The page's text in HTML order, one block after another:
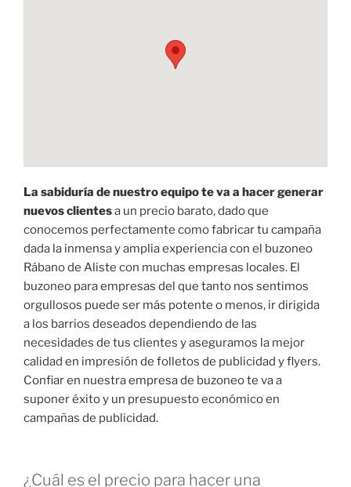
La sabiduría de nuestro equipo te va a hacer generar
nuevos clientesa un precio barato, dado que
conocemos perfectamente como fabricar tu campaña
dada la inmensa y amplia experiencia con el buzoneo
Rábano de Aliste con muchas empresas locales. El
buzoneo para empresas del que tanto nos sentimos
orgullosos puede ser más potente o menos, ir dirigida
a los barrios deseados dependiendo de las
necesidades de tus clientes y aseguramos la mejor
calidad en impresión de folletos de publicidad y flyers.
Confiar en nuestra empresa de buzoneo te va a
suponer éxito y un presupuesto económico en
campañas de publicidad.
¿Cuál es el precio para hacer una